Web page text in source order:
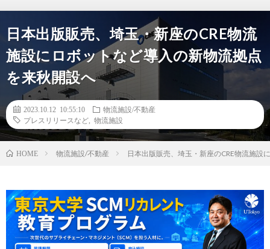
日本出版販売、埼玉・新座のCRE物流
施設にロボットなど導入の新物流拠点
を来秋開設へ
2023.10.12 10:55:10
物流施設/不動産
プレスリリースなど
物流施設
HOME 物流施設/不動産 日本出版販売、埼玉・新座のCRE物流施設